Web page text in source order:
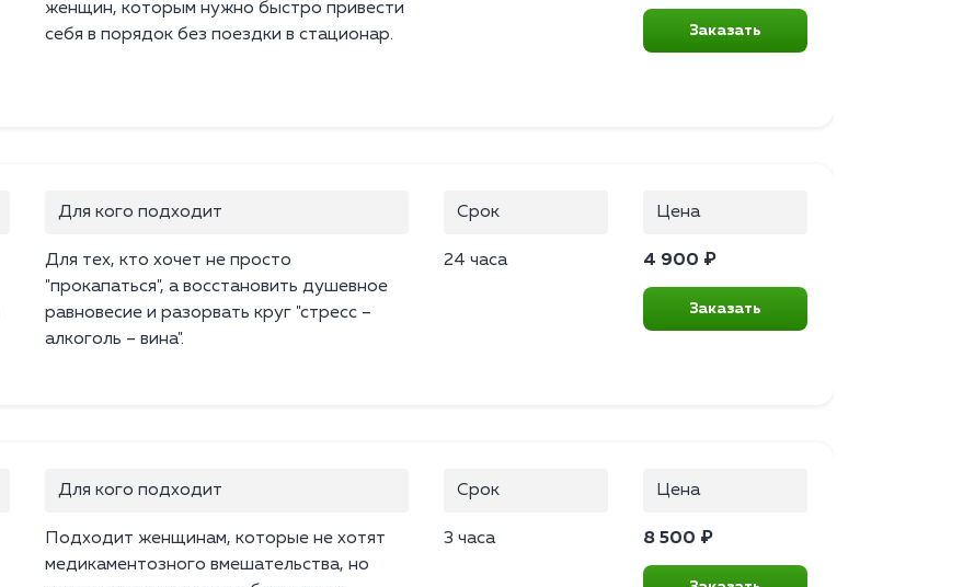
женщин, которым нужно быстро привести
себя в порядок без поездки в стационар.
Заказать
Для кого подходит
Для тех, кто хочет не просто
"прокапаться", а восстановить душевное
равновесие и разорвать круг "стресс –
алкоголь – вина".
Срок
24 часа
Цена
4 900 ₽
Заказать
Для кого подходит
Подходит женщинам, которые не хотят
медикаментозного вмешательства, но
Срок
3 часа
Цена
8 500 ₽